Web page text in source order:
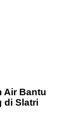
Air Bantu
di Slatri